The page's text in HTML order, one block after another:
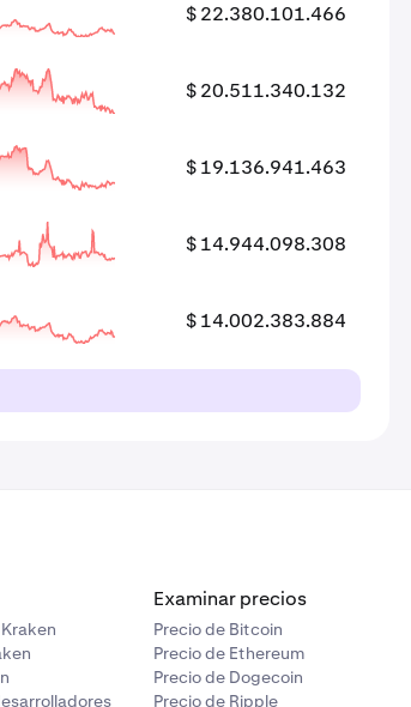
$ 22.380.101.466
$ 20.511.340.132
$ 19.136.941.463
$ 14.944.098.308
$ 14.002.383.884
Examinar precios
Precio de Bitcoin
Precio de Ethereum
Precio de Dogecoin
Precio de Ripple